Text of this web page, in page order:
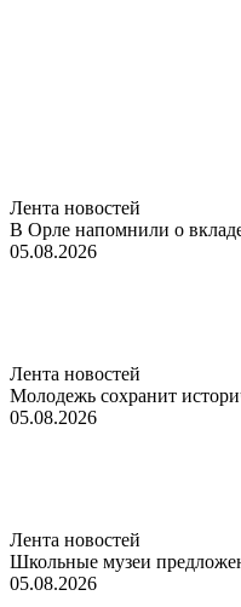
Лента новостей
В Орле напомнили о
05.08.2026
Лента новостей
Молодежь сохранит
05.08.2026
Лента новостей
Школьные музеи
05.08.2026